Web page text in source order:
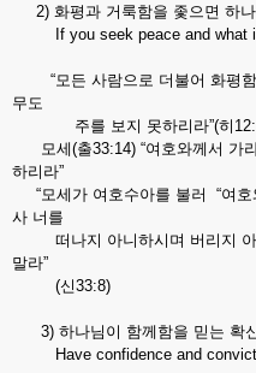
2) 화평과 거룩함을 좇으면 하
If you seek peace and what is
“모든 사람으로 더불어 화평함
무도
주를 보지 못하리라”(히
모세(출33:14) “여호와께서 가
하리라”
“모세가 여호수아를 불러 “여호
사 너를
떠나지 아니하시며 버리지 아
말라”
(신33:8)
3) 하나님이 함께함을 믿는 확
Have confidence and